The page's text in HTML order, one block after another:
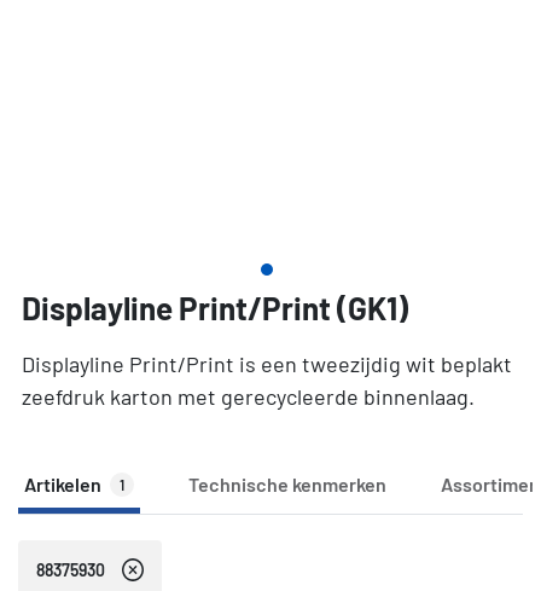
Displayline Print/Print (GK1)
Displayline Print/Print is een tweezijdig wit beplakt
zeefdruk karton met gerecycleerde binnenlaag.
Artikelen 1 Technische kenmerken
88375930